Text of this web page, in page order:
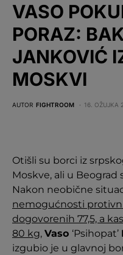
VASO
PORAZ:
JANKOVIĆ
MOSKVI
AUTOR FIGHTROOM 16. OŽUJKA
Otišli su borci iz
Moskve, ali u Beograd
Nakon neobične
nemogućnosti
dogovorenih 77,5, a
80 kg, Vaso ‘Psihopat’
izgubio je u glavnoj